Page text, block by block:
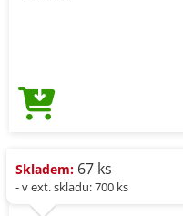
Skladem: 67 ks
- v ext. skladu: 700 ks